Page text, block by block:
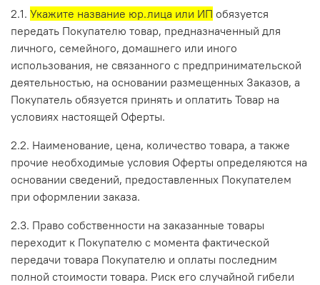
2.1. Укажите название юр.лица или ИП обязуется
передать Покупателю товар, предназначенный для
личного, семейного, домашнего или иного
использования, не связанного с предпринимательской
деятельностью, на основании размещенных Заказов, а
Покупатель обязуется принять и оплатить Товар на
условиях настоящей Оферты.
2.2. Наименование, цена, количество товара, а также
прочие необходимые условия Оферты определяются на
основании сведений, предоставленных Покупателем
при оформлении заказа.
2.3. Право собственности на заказанные товары
переходит к Покупателю с момента фактической
передачи товара Покупателю и оплаты последним
полной стоимости товара. Риск его случайной гибели